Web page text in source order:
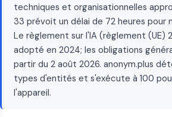
techniques et organisationnelles
33 prévoit un délai de 72 heures pour
Le règlement sur l'IA (règlement (UE)
adopté en 2024; les obligations
partir du 2 août 2026. anonym.plus
types d'entités et s'exécute à 100
l'appareil.